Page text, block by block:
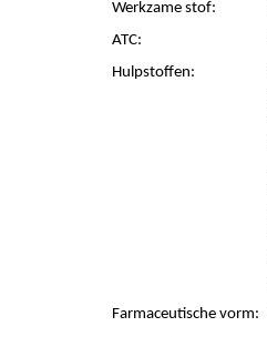
Werkzame stof:
ATC:
Hulpstoffen:
Farmaceutische vorm: